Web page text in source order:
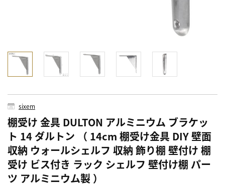
sixem
棚受け 金具 DULTON アルミニウム ブラケッ
ト 14 ダルトン （ 14cm 棚受け金具 DIY 壁面
収納 ウォールシェルフ 収納 飾り棚 壁付け 棚
受け ビス付き ラック シェルフ 壁付け棚 パー
ツ アルミニウム製 ）